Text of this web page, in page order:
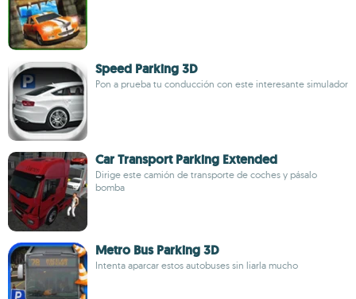
Speed Parking 3D
Pon a prueba tu conducción con este interesante simulador
Car Transport Parking Extended
Dirige este camión de transporte de coches y pásalo
bomba
Metro Bus Parking 3D
Intenta aparcar estos autobuses sin liarla mucho